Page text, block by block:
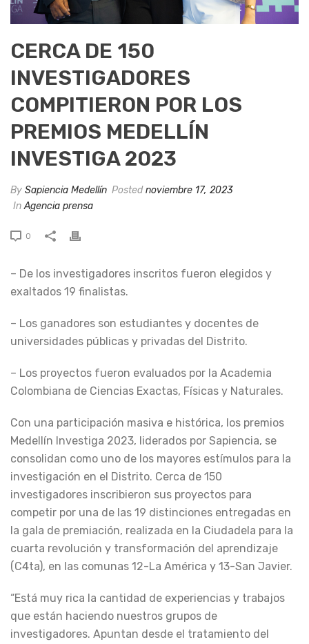
CERCA DE 150
INVESTIGADORES
COMPITIERON POR LOS
PREMIOS MEDELLÍN
INVESTIGA 2023
By Sapiencia Medellín Postednoviembre 17, 2023
InAgencia prensa
0
– De los investigadores inscritos fueron elegidos y
exaltados 19 finalistas.
– Los ganadores son estudiantes y docentes de
universidades públicas y privadas del Distrito.
– Los proyectos fueron evaluados por la Academia
Colombiana de Ciencias Exactas, Físicas y Naturales.
Con una participación masiva e histórica, los premios
Medellín Investiga 2023, liderados por Sapiencia, se
consolidan como uno de los mayores estímulos para la
investigación en el Distrito. Cerca de 150
investigadores inscribieron sus proyectos para
competir por una de las 19 distinciones entregadas en
la gala de premiación, realizada en la Ciudadela para la
cuarta revolución y transformación del aprendizaje
(C4ta), en las comunas 12-La América y 13-San Javier.
“Está muy rica la cantidad de experiencias y trabajos
que están haciendo nuestros grupos de
investigadores. Apuntan desde el tratamiento del